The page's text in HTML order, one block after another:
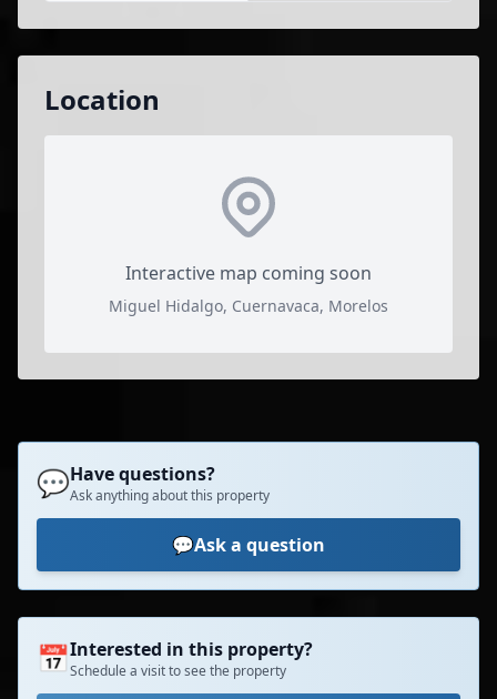
Location
Interactive map coming soon
Miguel Hidalgo, Cuernavaca, Morelos
💬Have questions?
Ask anything about this property
💬Ask a question
📅Interested in this property?
Schedule a visit to see the property